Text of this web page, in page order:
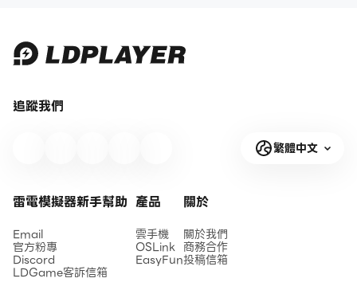
追蹤我們
繁體中文
雷電模擬器新手幫助
Email
官方粉專
Discord
LDGame客訴信箱
產品
雲手機
OSLink
EasyFun
關於
關於我們
商務合作
投稿信箱